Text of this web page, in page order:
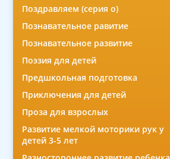
Поздравляем (серия о)
Познавательное равитие
Познавательное развитие
Поэзия для детей
Предшкольная подготовка
Приключения для детей
Проза для взрослых
Развитие мелкой моторики рук у
детей 3-5 лет